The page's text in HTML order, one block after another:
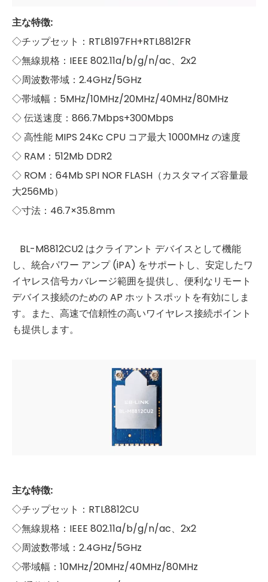
主な特徴:
◇チップセット：RTL8197FH+RTL8812FR
◇無線規格：IEEE 802.11a/b/g/n/ac、2x2
◇周波数帯域：2.4GHz/5GHz
◇帯域幅：5MHz/10MHz/20MHz/40MHz/80MHz
◇ 伝送速度：866.7Mbps+300Mbps
◇ 高性能 MIPS 24Kc CPU コア最大 1000MHz の速度
◇ RAM：512Mb DDR2
◇ ROM：64Mb SPI NOR FLASH（カスタマイズ容量最
大256Mb）
◇寸法：46.7×35.8mm
BL-M8812CU2 はクライアント デバイスとして機能
し、統合パワー アンプ (iPA) をサポートし、安定したワ
イヤレス信号カバレージ範囲を提供し、便利なリモート
デバイス接続のための AP ホットスポットを有効にしま
す。また、高速で信頼性の高いワイヤレス接続ポイント
も提供します。
主な特徴:
◇チップセット：RTL8812CU
◇無線規格：IEEE 802.11a/b/g/n/ac、2x2
◇周波数帯域：2.4GHz/5GHz
◇帯域幅：10MHz/20MHz/40MHz/80MHz